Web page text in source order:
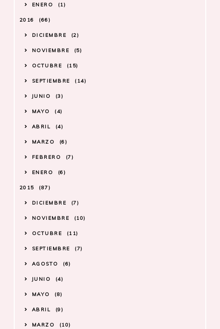
ENERO 1
2016 66
DICIEMBRE 2
NOVIEMBRE 5
OCTUBRE 15
SEPTIEMBRE 14
JUNIO 3
MAYO 4
ABRIL 4
MARZO 6
FEBRERO 7
ENERO 6
2015 87
DICIEMBRE 7
NOVIEMBRE 10
OCTUBRE 11
SEPTIEMBRE 7
AGOSTO 6
JUNIO 4
MAYO 8
ABRIL 9
MARZO 10